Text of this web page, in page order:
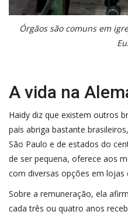
Órgãos são comuns em
A vida na
Haidy diz que existem outros
país abriga bastante
São Paulo e de estados do
de ser pequena, oferece aos
com diversas opções em lojas
Sobre a remuneração, ela
cada três ou quatro anos